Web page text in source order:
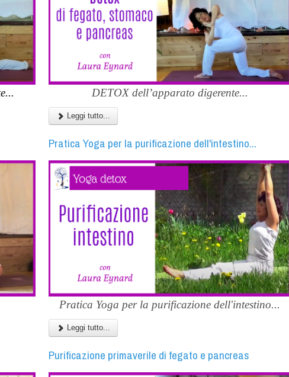
DETOX dell’apparato digerente...
Leggi tutto...
Pratica Yoga per la purificazione dell'intestino...
Pratica Yoga per la purificazione dell'intestino...
Leggi tutto...
Purificazione primaverile di fegato e pancreas